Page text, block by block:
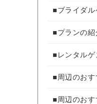
■ブライダル
■プランの紹
■レンタルゲ
■周辺のおす
■周辺のおす